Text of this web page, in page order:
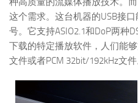
这个需求。这台机器的USB接
号。它支持ASIO2.1和DoP两种
下载的特定播放软件，人们能
文件或者PCM 32bit/192kHz文件